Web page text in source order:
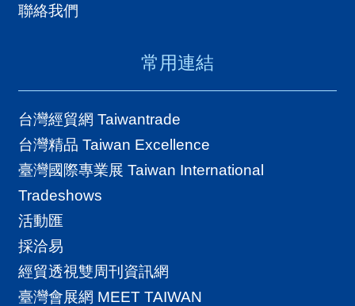
協
數
T
A
T
R
A
聯絡我們
常用連結
台灣經貿網 Taiwantrade
台灣精品 Taiwan Excellence
臺灣國際專業展 Taiwan International
Tradeshows
活動匯
採洽易
經貿透視雙周刊資訊網
臺灣會展網 MEET TAIWAN